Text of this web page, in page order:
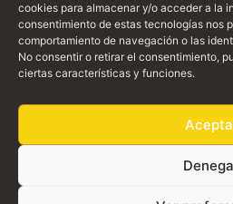
cookies para almacenar y/o acceder a la
consentimiento de estas tecnologías nos
comportamiento de navegación o las
No consentir o retirar el consentimiento,
ciertas características y funciones.
© Copyright 1997 - 2024 | Walkalia ·
All Rights